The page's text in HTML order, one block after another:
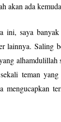
akan ada
ini, saya
lainnya. Saling
alhamdulillah
teman yang
mengucapkan